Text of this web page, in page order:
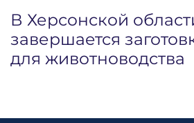
В Херсонской
завершается
для животноводства